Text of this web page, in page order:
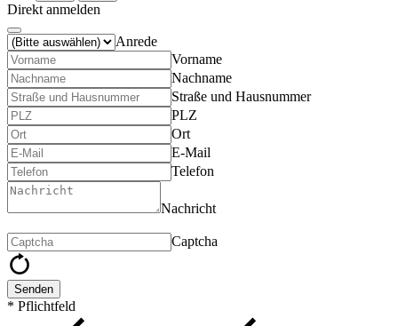
Direkt anmelden
Anrede
Vorname
Nachname
Straße und Hausnummer
PLZ
Ort
E-Mail
Telefon
Nachricht
Captcha
Senden
* Pflichtfeld